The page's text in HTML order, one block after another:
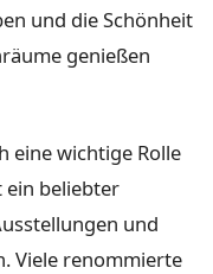
und die Schönheit
genießen
eine wichtige Rolle
ein beliebter
und
Viele renommierte